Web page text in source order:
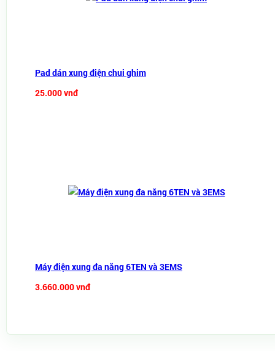
Pad dán xung điện chui ghim
25.000 vnđ
Máy điện xung đa năng 6TEN và 3EMS
3.660.000 vnđ